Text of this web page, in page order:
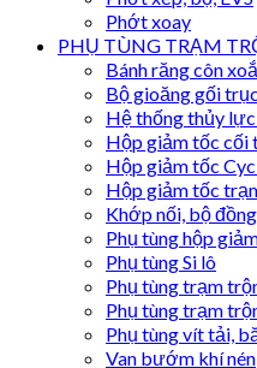
Phớt xoay
PHỤ TÙNG TRẠM
Bánh răng côn
Bộ gioăng gối
Hệ thống thủy
Hộp giảm tốc cối
Hộp giảm tốc
Hộp giảm tốc
Khớp nối, bộ
Phụ tùng hộp
Phụ tùng Si lô
Phụ tùng trạm
Phụ tùng trạm
Phụ tùng vít tải,
Van bướm khí nén